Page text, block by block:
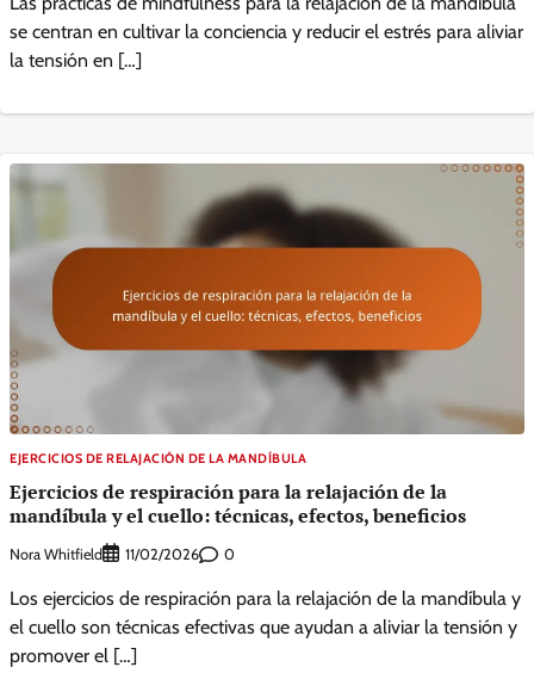
se centran en cultivar la conciencia y reducir el estrés para aliviar
la tensión en […]
EJERCICIOS DE RELAJACIÓN DE LA MANDÍBULA
Ejercicios de respiración para la relajación de la
mandíbula y el cuello: técnicas, efectos, beneficios
Nora Whitfield 11/02/2026 0
Los ejercicios de respiración para la relajación de la mandíbula y
el cuello son técnicas efectivas que ayudan a aliviar la tensión y
promover el […]